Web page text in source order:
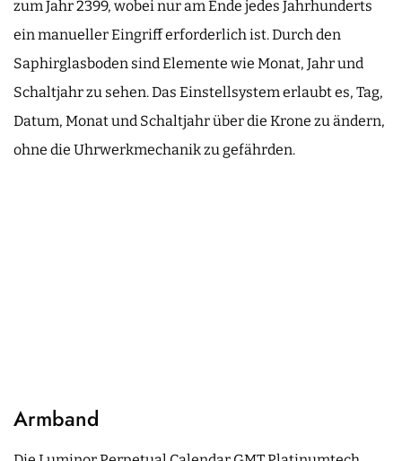
zum Jahr 2399, wobei nur am Ende jedes Jahrhunderts
ein manueller Eingriff erforderlich ist. Durch den
Saphirglasboden sind Elemente wie Monat, Jahr und
Schaltjahr zu sehen. Das Einstellsystem erlaubt es, Tag,
Datum, Monat und Schaltjahr über die Krone zu ändern,
ohne die Uhrwerkmechanik zu gefährden.
Armband